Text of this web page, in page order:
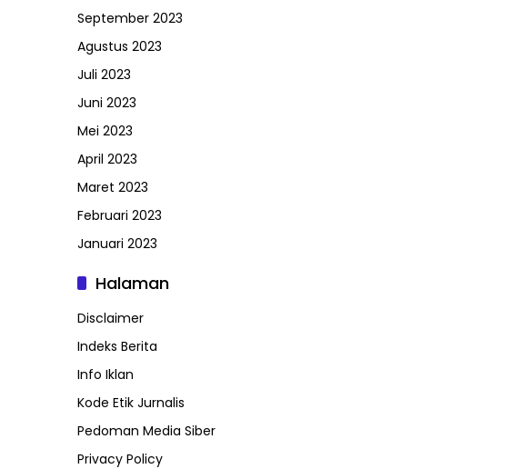
September 2023
Agustus 2023
Juli 2023
Juni 2023
Mei 2023
April 2023
Maret 2023
Februari 2023
Januari 2023
Halaman
Disclaimer
Indeks Berita
Info Iklan
Kode Etik Jurnalis
Pedoman Media Siber
Privacy Policy